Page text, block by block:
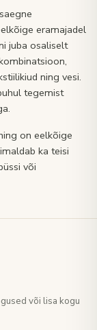
eramajadel
juba osaliselt
ning vesi.
tegemist
on eelkõige
ka teisi
või
või lisa kogu